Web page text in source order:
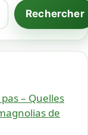
Rechercher
– Quelles
de